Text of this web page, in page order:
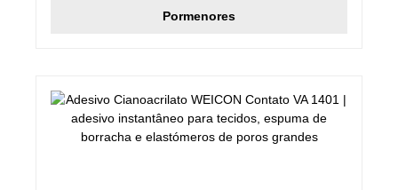
Pormenores